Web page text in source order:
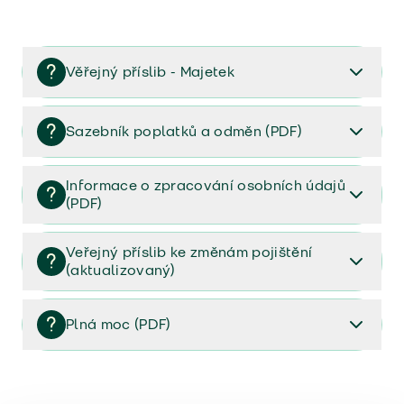
Věřejný příslib - Majetek
Věřejný příslib majetek 2023
Sazebník poplatků a odměn (PDF)
Sazebník poplatků a odměn (PDF)
Informace o zpracování osobních údajů
(PDF)
Informace o zpracování osobních údajů (PDF)
Veřejný příslib ke změnám pojištění
(aktualizovaný)
Veřejný příslib ke změnám pojištění (aktualizovaný)
Plná moc (PDF)